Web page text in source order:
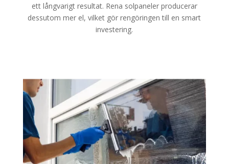
ett långvarigt resultat. Rena solpaneler producerar
dessutom mer el, vilket gör rengöringen till en smart
investering.